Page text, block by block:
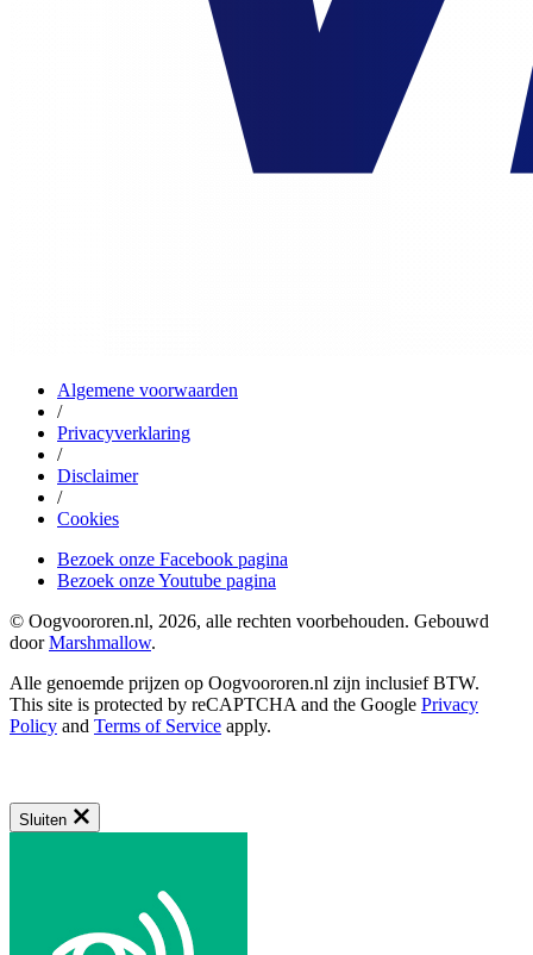
Algemene voorwaarden
/
Privacyverklaring
/
Disclaimer
/
Cookies
Bezoek onze Facebook pagina
Bezoek onze Youtube pagina
© Oogvoororen.nl, 2026, alle rechten voorbehouden. Gebouwd
doorMarshmallow.
Alle genoemde prijzen op Oogvoororen.nl zijn inclusief BTW.
This site is protected by reCAPTCHA and the Google Privacy
Policy and Terms of Service apply.
Sluiten